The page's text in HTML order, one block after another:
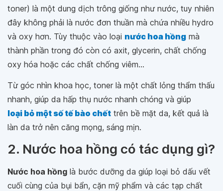
toner) là một dung dịch trông giống như nước, tuy nhiên
đây không phải là nước đơn thuần mà chứa nhiều hydro
và oxy hơn. Tùy thuộc vào loại nước hoa hồng mà
thành phần trong đó còn có axit, glycerin, chất chống
oxy hóa hoặc các chất chống viêm...
Từ góc nhìn khoa học, toner là một chất lỏng thẩm thấu
nhanh, giúp da hấp thụ nước nhanh chóng và giúp
loại bỏ một số tế bào chết trên bề mặt da, kết quả là
làn da trở nên căng mọng, sáng mịn.
2. Nước hoa hồng có tác dụng gì?
Nước hoa hồng là bước dưỡng da giúp loại bỏ dấu vết
cuối cùng của bụi bẩn, cặn mỹ phẩm và các tạp chất